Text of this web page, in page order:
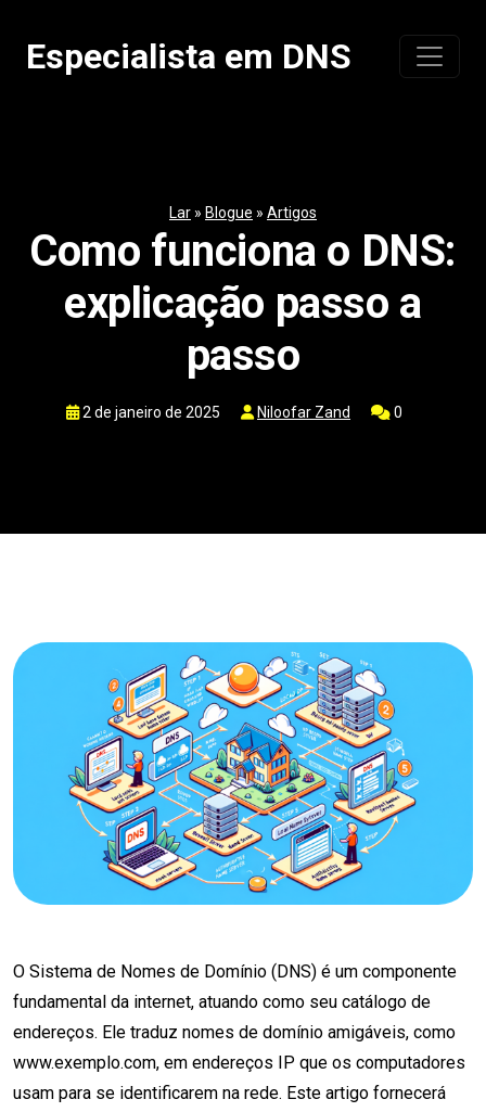
paraEspecialista em DNS
Lar » Blogue » Artigos
Como funciona o DNS:
explicação passo a
passo
2 de janeiro de 2025 Niloofar Zand 0
O Sistema de Nomes de Domínio (DNS) é um componente
fundamental da internet, atuando como seu catálogo de
endereços. Ele traduz nomes de domínio amigáveis, como
www.exemplo.com, em endereços IP que os computadores
usam para se identificarem na rede. Este artigo fornecerá